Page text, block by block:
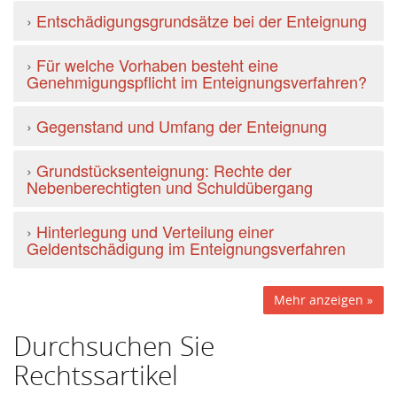
› Entschädigungsgrundsätze bei der Enteignung
› Für welche Vorhaben besteht eine
Genehmigungspflicht im Enteignungsverfahren?
› Gegenstand und Umfang der Enteignung
› Grundstücksenteignung: Rechte der
Nebenberechtigten und Schuldübergang
› Hinterlegung und Verteilung einer
Geldentschädigung im Enteignungsverfahren
Mehr anzeigen »
Durchsuchen Sie
Rechtssartikel